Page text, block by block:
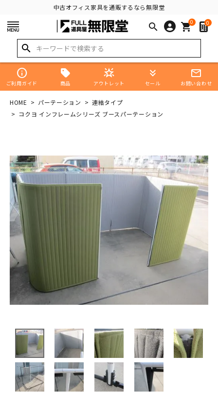
中古オフィス家具を通販するなら無限堂
search 0
shopping_cart 0
search
info
ご利用ガイド 商品
star_shine
アウトレット
keyboard_double_arrow_down
セール
mail_outline
お問い合わせ
HOME パーテーション
連結タイプ
コクヨ インフレームシリーズ ブースパーテーション